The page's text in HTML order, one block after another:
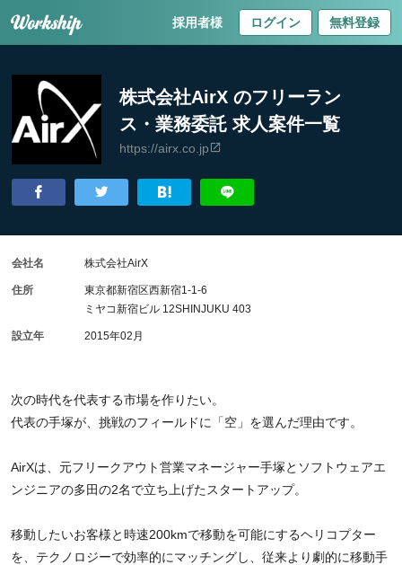
採用者様 ログイン 無料登録
株式会社AirX のフリーラン
ス・業務委託 求人案件一覧
https://airx.co.jp
次の時代を代表する市場を作りたい。
代表の手塚が、挑戦のフィールドに「空」を選んだ理由です。
AirXは、元フリークアウト営業マネージャー手塚とソフトウェアエ
ンジニアの多田の2名で立ち上げたスタートアップ。
移動したいお客様と時速200kmで移動を可能にするヘリコプター
を、テクノロジーで効率的にマッチングし、従来より劇的に移動手
会社名 株式会社AirX
住所
東京都新宿区西新宿1-1-6
ミヤコ新宿ビル 12SHINJUKU 403
設立年 2015年02月